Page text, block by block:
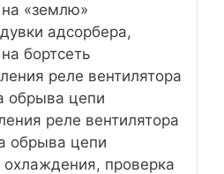
«землю»
адсорбера,
бортсеть
реле вентилятора
обрыва цепи
реле вентилятора
обрыва цепи
проверка